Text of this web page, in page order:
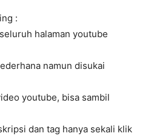
:
halaman youtube
namun disukai
youtube, bisa sambil
dan tag hanya sekali klik